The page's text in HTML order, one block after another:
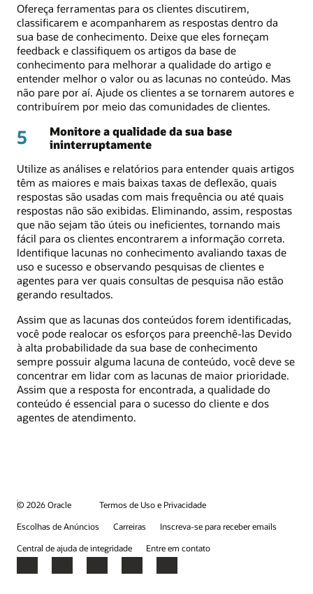
Ofereça ferramentas para os clientes discutirem,
classificarem e acompanharem as respostas dentro da
sua base de conhecimento. Deixe que eles forneçam
feedback e classifiquem os artigos da base de
conhecimento para melhorar a qualidade do artigo e
entender melhor o valor ou as lacunas no conteúdo. Mas
não pare por aí. Ajude os clientes a se tornarem autores e
contribuírem por meio das comunidades de clientes.
5
Monitore a qualidade da sua base
ininterruptamente
Utilize as análises e relatórios para entender quais artigos
têm as maiores e mais baixas taxas de deflexão, quais
respostas são usadas com mais frequência ou até quais
respostas não são exibidas. Eliminando, assim, respostas
que não sejam tão úteis ou ineficientes, tornando mais
fácil para os clientes encontrarem a informação correta.
Identifique lacunas no conhecimento avaliando taxas de
uso e sucesso e observando pesquisas de clientes e
agentes para ver quais consultas de pesquisa não estão
gerando resultados.
Assim que as lacunas dos conteúdos forem identificadas,
você pode realocar os esforços para preenchê-las Devido
à alta probabilidade da sua base de conhecimento
sempre possuir alguma lacuna de conteúdo, você deve se
concentrar em lidar com as lacunas de maior prioridade.
Assim que a resposta for encontrada, a qualidade do
conteúdo é essencial para o sucesso do cliente e dos
agentes de atendimento.
© 2026 Oracle
Termos de Uso e Privacidade
Escolhas de Anúncios
Carreiras
Inscreva-se para receber emails
Central de ajuda de integridade
Entre em contato
Facebook
X LinkedInYouTubeInstagram